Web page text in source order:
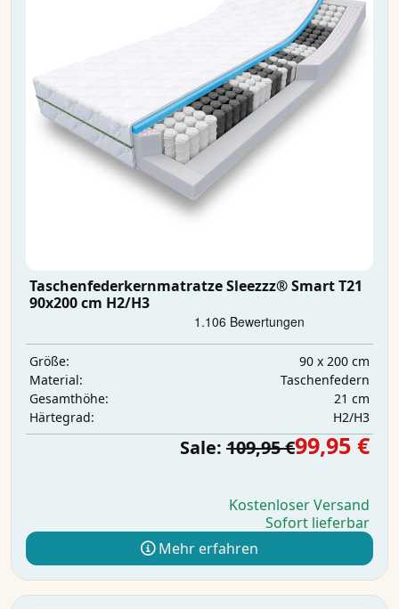
Taschenfederkernmatratze Sleezzz® Smart T21
90x200 cm H2/H3
Größe:
90 x 200 cm
Material:
Taschenfedern
Gesamthöhe:
21 cm
Härtegrad:
H2/H3
Sale: 109,95 €99,95 €
Kostenloser Versand
Sofort lieferbar
Mehr erfahren